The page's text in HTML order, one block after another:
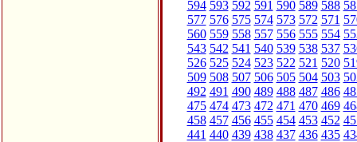
594 593 592 591 590 589 588
577 576 575 574 573 572 571
560 559 558 557 556 555 554
543 542 541 540 539 538 537
526 525 524 523 522 521 520
509 508 507 506 505 504 503
492 491 490 489 488 487 486
475 474 473 472 471 470 469
458 457 456 455 454 453 452
441 440 439 438 437 436 435